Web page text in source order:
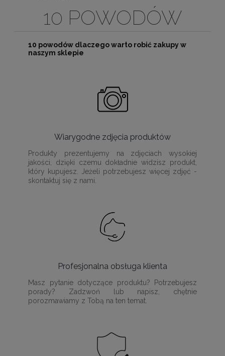
10 POWODÓW
10 powodów dlaczego warto robić zakupy w
naszym sklepie
Wiarygodne zdjęcia produktów
Produkty prezentujemy na zdjęciach wysokiej
jakości, dzięki czemu dokładnie widzisz produkt,
który kupujesz. Jeżeli potrzebujesz więcej zdjęć -
skontaktuj się z nami.
Profesjonalna obsługa klienta
Masz pytanie dotyczące produktu? Potrzebujesz
porady? Zadzwoń lub napisz, chętnie
porozmawiamy z Tobą na ten temat.